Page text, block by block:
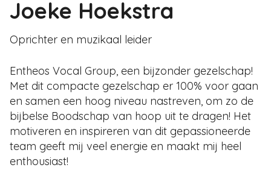
Joeke Hoekstra
Oprichter en muzikaal leider
Entheos Vocal Group, een bijzonder gezelschap!
Met dit compacte gezelschap er 100% voor gaan
en samen een hoog niveau nastreven, om zo de
bijbelse Boodschap van hoop uit te dragen! Het
motiveren en inspireren van dit gepassioneerde
team geeft mij veel energie en maakt mij heel
enthousiast!